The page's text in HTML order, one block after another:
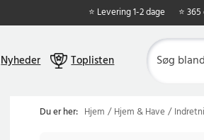
⭐ Levering 1-2 dage ⭐
Nyheder Toplisten
Du er her: Hjem Hjem & Have